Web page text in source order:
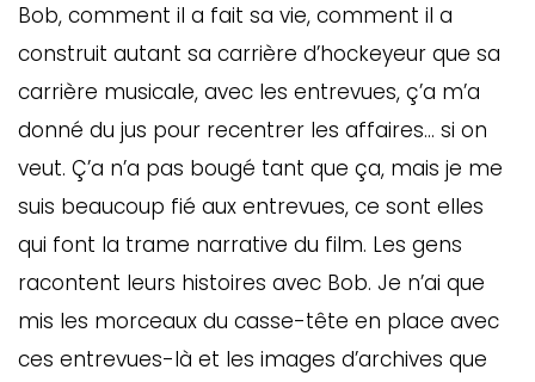
Bob, comment il a fait sa vie, comment il a
construit autant sa carrière d’hockeyeur que sa
carrière musicale, avec les entrevues, ç’a m’a
donné du jus pour recentrer les affaires… si on
veut. Ç’a n’a pas bougé tant que ça, mais je me
suis beaucoup fié aux entrevues, ce sont elles
qui font la trame narrative du film. Les gens
racontent leurs histoires avec Bob. Je n’ai que
mis les morceaux du casse-tête en place avec
ces entrevues-là et les images d’archives que